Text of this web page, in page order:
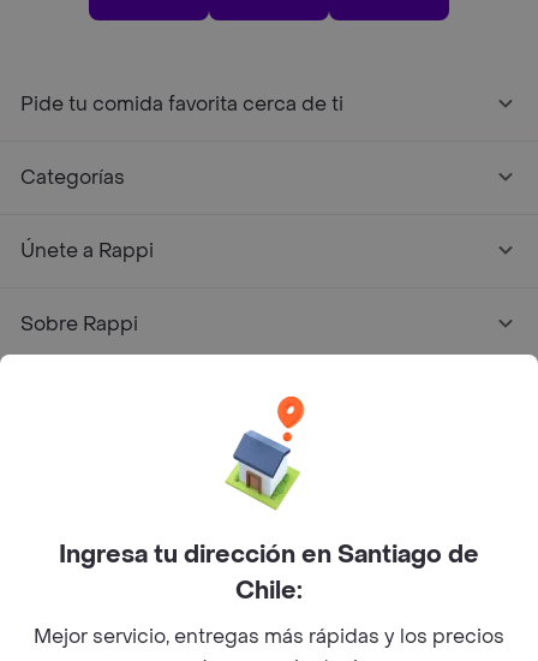
Pide tu comida favorita cerca de ti
Categorías
Únete a Rappi
Sobre Rappi
Facebook
TwitterInstagram
Rappi Inc. All rights reserved.
Ingresa tu dirección en Santiago de
Chile:
Mejor servicio, entregas más rápidas y los precios